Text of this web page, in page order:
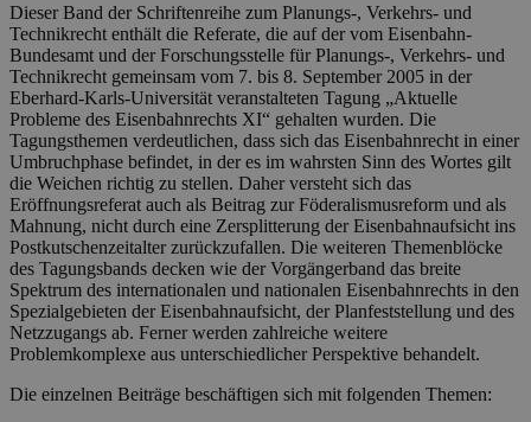
Dieser Band der Schriftenreihe zum Planungs-, Verkehrs- und
Technikrecht enthält die Referate, die auf der vom Eisenbahn-
Bundesamt und der Forschungsstelle für Planungs-, Verkehrs- und
Technikrecht gemeinsam vom 7. bis 8. September 2005 in der
Eberhard-Karls-Universität veranstalteten Tagung „Aktuelle
Probleme des Eisenbahnrechts XI“ gehalten wurden. Die
Tagungsthemen verdeutlichen, dass sich das Eisenbahnrecht in einer
Umbruchphase befindet, in der es im wahrsten Sinn des Wortes gilt
die Weichen richtig zu stellen. Daher versteht sich das
Eröffnungsreferat auch als Beitrag zur Föderalismusreform und als
Mahnung, nicht durch eine Zersplitterung der Eisenbahnaufsicht ins
Postkutschenzeitalter zurückzufallen. Die weiteren Themenblöcke
des Tagungsbands decken wie der Vorgängerband das breite
Spektrum des internationalen und nationalen Eisenbahnrechts in den
Spezialgebieten der Eisenbahnaufsicht, der Planfeststellung und des
Netzzugangs ab. Ferner werden zahlreiche weitere
Problemkomplexe aus unterschiedlicher Perspektive behandelt.
Die einzelnen Beiträge beschäftigen sich mit folgenden Themen: